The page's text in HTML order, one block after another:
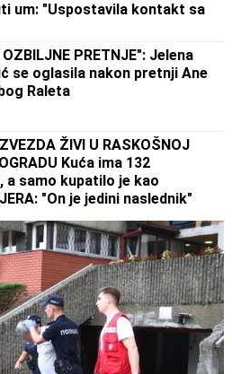
um: "Uspostavila kontakt sa
OZBILJNE PRETNJE": Jelena
se oglasila nakon pretnji Ane
Raleta
ŽIVI U RASKOŠNOJ
Kuća ima 132
a samo kupatilo je kao
"On je jedini naslednik"